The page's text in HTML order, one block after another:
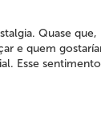
Quase
e quem
Esse